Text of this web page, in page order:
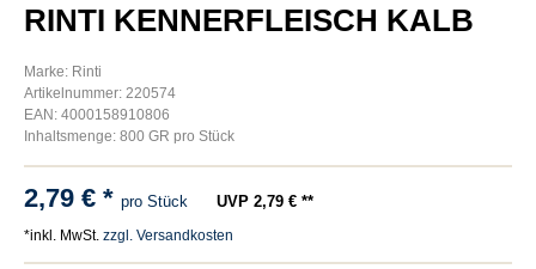
RINTI KENNERFLEISCH KALB
Marke: Rinti
Artikelnummer: 220574
EAN: 4000158910806
Inhaltsmenge: 800 GR pro Stück
2,79 € * pro Stück UVP 2,79 € **
*inkl. MwSt. zzgl. Versandkosten